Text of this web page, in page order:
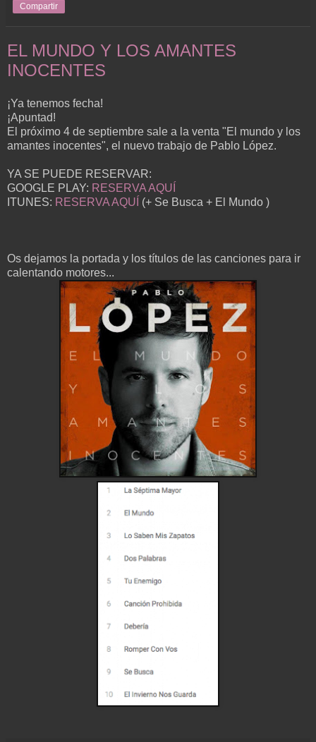
Compartir
EL MUNDO Y LOS AMANTES
INOCENTES
¡Ya tenemos fecha!
¡Apuntad!
El próximo 4 de septiembre sale a la venta "El mundo y los
amantes inocentes", el nuevo trabajo de Pablo López.
YA SE PUEDE RESERVAR:
GOOGLE PLAY: RESERVA AQUÍ
ITUNES: RESERVA AQUÍ (+ Se Busca + El Mundo )
Os dejamos la portada y los títulos de las canciones para ir
calentando motores...